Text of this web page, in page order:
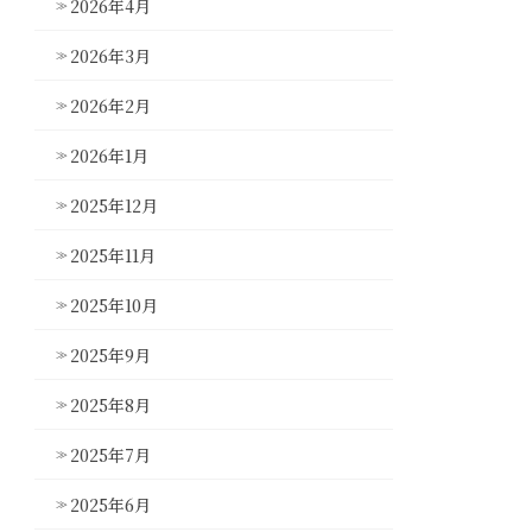
2026年4月
2026年3月
2026年2月
2026年1月
2025年12月
2025年11月
2025年10月
2025年9月
2025年8月
2025年7月
2025年6月